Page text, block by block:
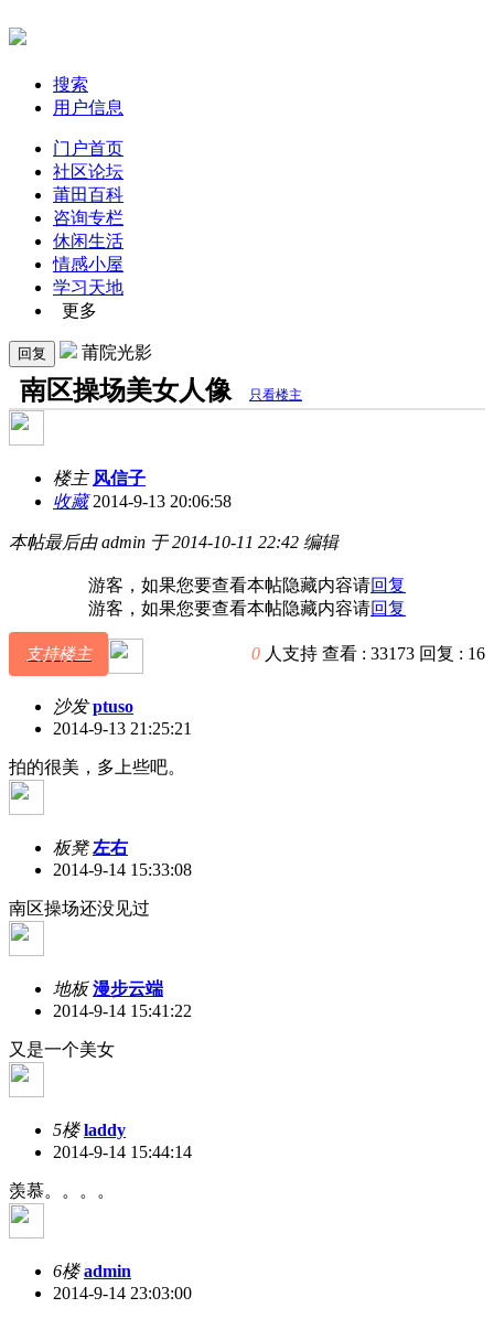
搜索
用户信息
门户首页
社区论坛
莆田百科
咨询专栏
休闲生活
情感小屋
学习天地
更多
回复 莆院光影
南区操场美女人像 只看楼主
楼主 风信子
收藏2014-9-13 20:06:58
本帖最后由 admin 于 2014-10-11 22:42 编辑
游客，如果您要查看本帖隐藏内容请回复
游客，如果您要查看本帖隐藏内容请回复
支持楼主 0 人支持 查看 : 33173 回复 : 16
沙发ptuso
2014-9-13 21:25:21
拍的很美，多上些吧。
板凳左右
2014-9-14 15:33:08
南区操场还没见过
地板漫步云端
2014-9-14 15:41:22
又是一个美女
5楼laddy
2014-9-14 15:44:14
羡慕。。。。
6楼admin
2014-9-14 23:03:00